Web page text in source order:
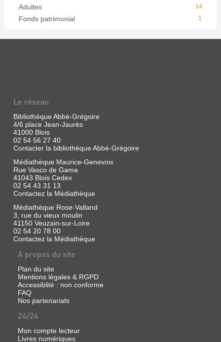
14
Adultes
1
Fonds patrimonial
Le réseau
Bibliothèque Abbé-Grégoire
4/6 place Jean-Jaurès
41000 Blois
02 54 56 27 40
Contacter la bibliothèque Abbé-Grégoire
Médiathèque Maurice-Genevoix
Rue Vasco de Gama
41043 Blois Cedex
02 54 43 31 13
Contactez la Médiathèque
Médiathèque Rose-Valland
3, rue du vieux moulin
41150 Veuzain-sur-Loire
02 54 20 78 00
Contactez la Médiathèque
A propos du site
Plan du site
Mentions légales & RGPD
Accessiblité : non conforme
FAQ
Nos partenariats
24/24
Mon compte lecteur
Livres numériques